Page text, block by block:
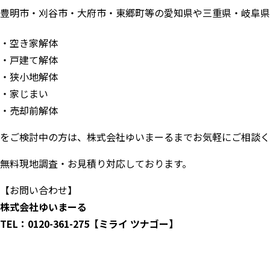
豊明市・刈谷市・大府市・東郷町等の愛知県や三重県・岐阜県
空き家解体
戸建て解体
狭小地解体
家じまい
売却前解体
をご検討中の方は、株式会社ゆいまーるまでお気軽にご相談く
無料現地調査・お見積り対応しております。
【お問い合わせ】
株式会社ゆいまーる
TEL：0120-361-275【ミライ ツナゴー】